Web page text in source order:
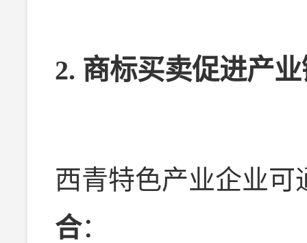
2. 商标买卖促进产
西青特色产业企业可
合：